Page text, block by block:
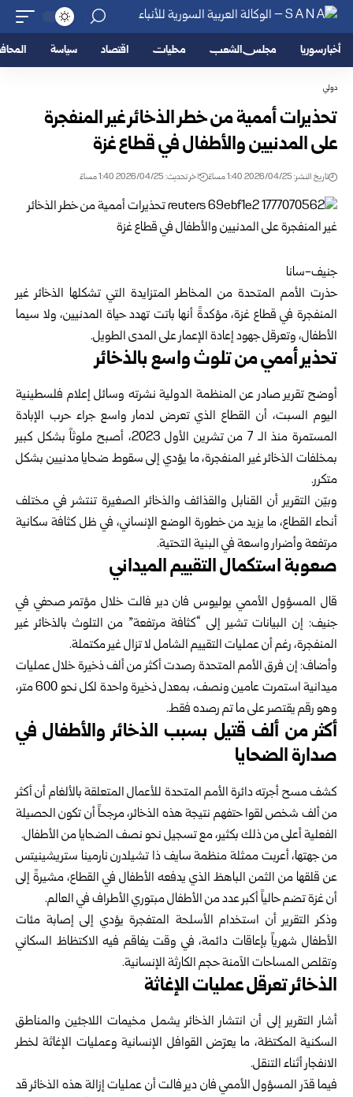
أخبار سوريا مجلس الشعب محليات اقتصاد سياسة
دولي
تحذيرات أممية من خطر الذخائر غير المنفجرة
على المدنيين والأطفال في قطاع غزة
تاريخ النشر: 2026/04/25 1:40 مساءً اخر تحديث: 2026/04/25 1:40 مساءً
جنيف-سانا
حذرت الأمم المتحدة من المخاطر المتزايدة التي تشكلها الذخائر غير
المنفجرة في قطاع غزة، مؤكدةً أنها باتت تهدد حياة المدنيين، ولا سيما
الأطفال، وتعرقل جهود إعادة الإعمار على المدى الطويل.
تحذير أممي من تلوث واسع بالذخائر
أوضح تقرير صادر عن المنظمة الدولية نشرته وسائل إعلام فلسطينية
اليوم السبت، أن القطاع الذي تعرض لدمار واسع جراء حرب الإبادة
المستمرة منذ الـ 7 من تشرين الأول 2023، أصبح ملوثاً بشكل كبير
بمخلفات الذخائر غير المنفجرة، ما يؤدي إلى سقوط ضحايا مدنيين بشكل
متكرر.
وبيّن التقرير أن القنابل والقذائف والذخائر الصغيرة تنتشر في مختلف
أنحاء القطاع، ما يزيد من خطورة الوضع الإنساني، في ظل كثافة سكانية
مرتفعة وأضرار واسعة في البنية التحتية.
صعوبة استكمال التقييم الميداني
قال المسؤول الأممي يوليوس فان دير فالت خلال مؤتمر صحفي في
جنيف: إن البيانات تشير إلى “كثافة مرتفعة” من التلوث بالذخائر غير
المنفجرة، رغم أن عمليات التقييم الشامل لا تزال غير مكتملة.
وأضاف: إن فرق الأمم المتحدة رصدت أكثر من ألف ذخيرة خلال عمليات
ميدانية استمرت عامين ونصف، بمعدل ذخيرة واحدة لكل نحو 600 متر،
وهو رقم يقتصر على ما تم رصده فقط.
أكثر من ألف قتيل بسبب الذخائر والأطفال في
صدارة الضحايا
كشف مسح أجرته دائرة الأمم المتحدة للأعمال المتعلقة بالألغام أن أكثر
من ألف شخص لقوا حتفهم نتيجة هذه الذخائر، مرجحاً أن تكون الحصيلة
الفعلية أعلى من ذلك بكثير، مع تسجيل نحو نصف الضحايا من الأطفال.
من جهتها، أعربت ممثلة منظمة سايف ذا تشيلدرن نارمينا ستريشينيتس
عن قلقها من الثمن الباهظ الذي يدفعه الأطفال في القطاع، مشيرةً إلى
أن غزة تضم حالياً أكبر عدد من الأطفال مبتوري الأطراف في العالم.
وذكر التقرير أن استخدام الأسلحة المتفجرة يؤدي إلى إصابة مئات
الأطفال شهرياً بإعاقات دائمة، في وقت يفاقم فيه الاكتظاظ السكاني
وتقلص المساحات الآمنة حجم الكارثة الإنسانية.
الذخائر تعرقل عمليات الإغاثة
أشار التقرير إلى أن انتشار الذخائر يشمل مخيمات اللاجئين والمناطق
السكنية المكتظة، ما يعرّض القوافل الإنسانية وعمليات الإغاثة لخطر
الانفجار أثناء التنقل.
فيما قدّر المسؤول الأممي فان دير فالت أن عمليات إزالة هذه الذخائر قد